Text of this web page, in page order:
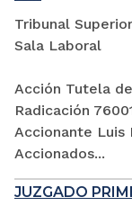
Tribunal
Sala Laboral
Acción Tutela
Radicación
Accionante Luis
Accionados...
JUZGADO